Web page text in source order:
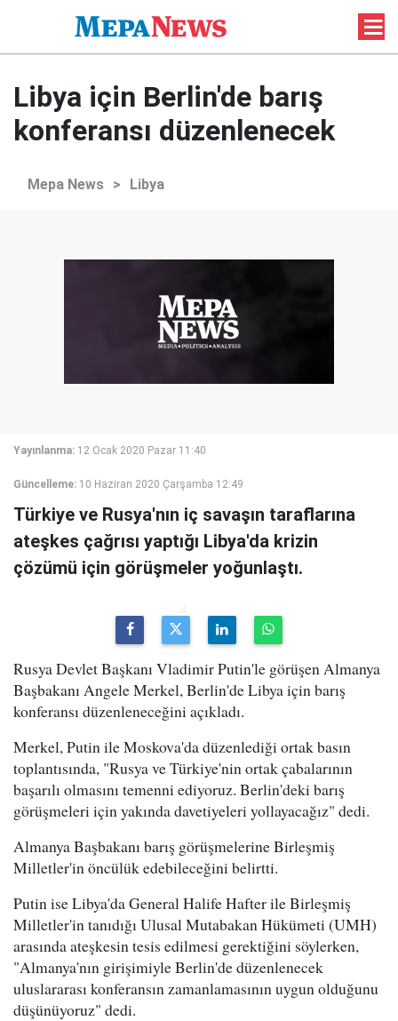
Libya için Berlin'de barış
konferansı düzenlenecek
Mepa News > Libya
Yayınlanma: 12 Ocak 2020 Pazar 11:40
Güncelleme: 10 Haziran 2020 Çarşamba 12:49
Türkiye ve Rusya'nın iç savaşın taraflarına
ateşkes çağrısı yaptığı Libya'da krizin
çözümü için görüşmeler yoğunlaştı.
Rusya Devlet Başkanı Vladimir Putin'le görüşen Almanya
Başbakanı Angele Merkel, Berlin'de Libya için barış
konferansı düzenleneceğini açıkladı.
Merkel, Putin ile Moskova'da düzenlediği ortak basın
toplantısında, "Rusya ve Türkiye'nin ortak çabalarının
başarılı olmasını temenni ediyoruz. Berlin'deki barış
görüşmeleri için yakında davetiyeleri yollayacağız" dedi.
Almanya Başbakanı barış görüşmelerine Birleşmiş
Milletler'in öncülük edebileceğini belirtti.
Putin ise Libya'da General Halife Hafter ile Birleşmiş
Milletler'in tanıdığı Ulusal Mutabakan Hükümeti (UMH)
arasında ateşkesin tesis edilmesi gerektiğini söylerken,
"Almanya'nın girişimiyle Berlin'de düzenlenecek
uluslararası konferansın zamanlamasının uygun olduğunu
düşünüyoruz" dedi.